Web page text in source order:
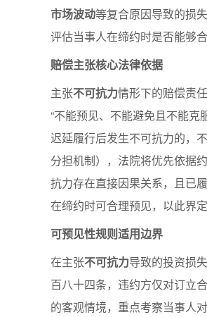
市场波动等复合原因导致的损
评估当事人在缔约时是否能够
赔偿主张核心法律依据
主张不可抗力情形下的赔偿责
“不能预见、不能避免且不能
迟延履行后发生不可抗力的，
分担机制），法院将优先依据
抗力存在直接因果关系，且已
在缔约时可合理预见，以此界定
可预见性规则适用边界
在主张不可抗力导致的投资损
百八十四条，违约方仅对订立
的客观情境，重点考察当事人对